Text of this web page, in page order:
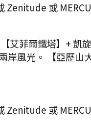
Zenitude 或
艾菲爾鐵塔】+ 凱
岸風光。 【亞歷山
Zenitude 或